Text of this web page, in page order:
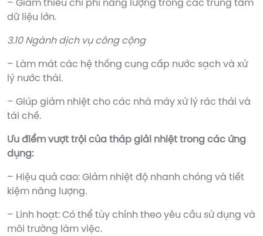
– Giảm thiểu chi phí năng lượng trong các trung tâm
dữ liệu lớn.
3.10 Ngành dịch vụ công cộng
– Làm mát các hệ thống cung cấp nước sạch và xử
lý nước thải.
– Giúp giảm nhiệt cho các nhà máy xử lý rác thải và
tái chế.
Ưu điểm vượt trội của tháp giải nhiệt trong các ứng
dụng:
– Hiệu quả cao: Giảm nhiệt độ nhanh chóng và tiết
kiệm năng lượng.
– Linh hoạt: Có thể tùy chỉnh theo yêu cầu sử dụng và
môi trường làm việc.